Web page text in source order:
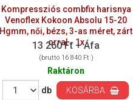
Kompressziós combfix harisnya
Venoflex Kokoon Absolu 15-20
Hgmm, női, bézs, 3-as méret, zárt
orral - 1x
13 260 Ft + Áfa
(bruttó 16 840 Ft )
Raktáron
db
KOSÁRBA